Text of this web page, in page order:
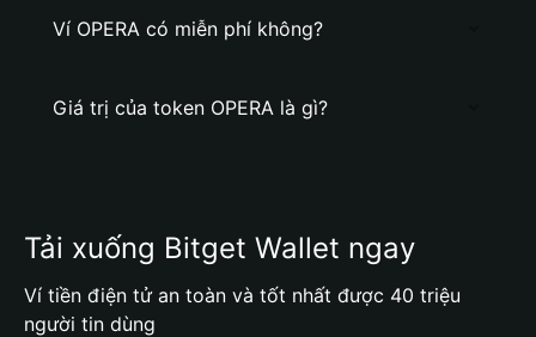
Ví OPERA có miễn phí không?
Giá trị của token OPERA là gì?
Tải xuống Bitget Wallet ngay
Ví tiền điện tử an toàn và tốt nhất được 40 triệu
người tin dùng